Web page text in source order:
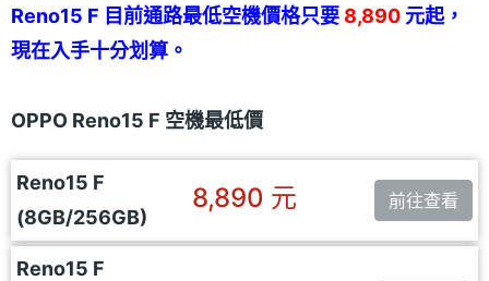
Reno15 F 目前通路最低空機價格只要 8,890 元起，
現在入手十分划算。
OPPO Reno15 F 空機最低價
Reno15 F
(8GB/256GB)
8,890 元 前往查看
Reno15 F